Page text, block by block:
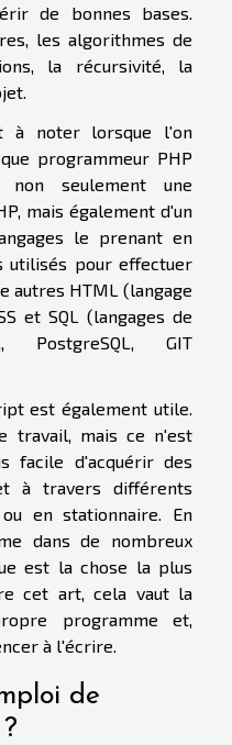
de bonnes bases.
les algorithmes de
la récursivité, la
à noter lorsque l'on
programmeur PHP
seulement une
mais également d'un
le prenant en
utilisés pour effectuer
autres HTML (langage
et SQL (langages de
PostgreSQL, GIT
est également utile.
travail, mais ce n'est
facile d'acquérir des
à travers différents
en stationnaire. En
dans de nombreux
est la chose la plus
cet art, cela vaut la
programme et,
à l'écrire.
de